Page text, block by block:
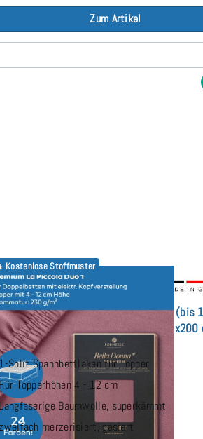
Zum Artikel
Kostenlose Stoffmuster
Donna Premium La Piccola DUO1 (bis
Split Topper Spannbettlaken 180x200
Split Spannbettlaken für Topper
Topperhöhen 4 - 12 cm
Baumwolle, superkämmt
merzerisiert, gasiert